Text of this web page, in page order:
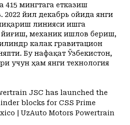
415 мингтага етказиш
2022 йил декабрь ойида янги
линияси ишга
механик ишлов бериш,
калак гравитацион
Бу нафақат Ўзбекистон,
учун ҳам янги технология